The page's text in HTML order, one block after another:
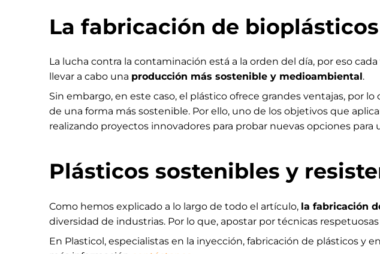
La fabricación de
La lucha contra la contaminación está a la orden del día, por eso
llevar a cabo una producción más sostenible y medioambiental.
Sin embargo, en este caso, el plástico ofrece grandes ventajas, por
de una forma más sostenible. Por ello, uno de los objetivos que
realizando proyectos innovadores para probar nuevas opciones
Plásticos sostenibles y
Como hemos explicado a lo largo de todo el artículo, la fabricación
diversidad de industrias. Por lo que, apostar por técnicas
En Plasticol, especialistas en la inyección, fabricación de plásticos y en